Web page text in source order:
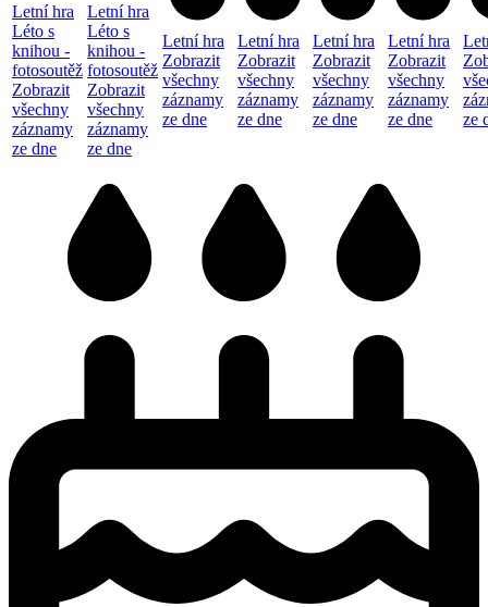
Letní hra
Léto s
knihou -
fotosoutěž
Zobrazit
všechny
záznamy
ze dne
Letní hra
Léto s
knihou -
fotosoutěž
Zobrazit
všechny
záznamy
ze dne
Letní hra
Zobrazit
všechny
záznamy
ze dne
Letní hra
Zobrazit
všechny
záznamy
ze dne
Letní hra
Zobrazit
všechny
záznamy
ze dne
Letní hra
Zobrazit
všechny
záznamy
ze dne
ze